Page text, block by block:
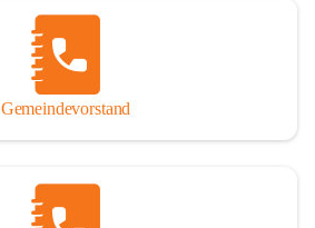
Gemeindevorstand